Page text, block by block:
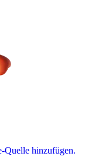
Quelle hinzufügen.